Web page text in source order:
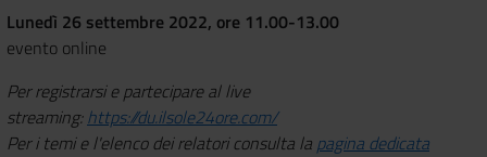
Lunedì 26 settembre 2022, ore 11.00-13.00
evento online
Per registrarsi e partecipare al live
streaming:https://du.ilsole24ore.com/
Per i temi e l'elenco dei relatori consulta la pagina dedicata